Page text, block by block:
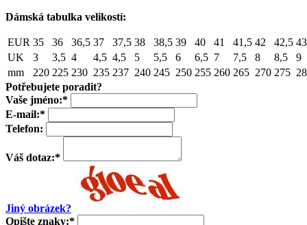
Dámská tabulka velikostí:
EUR 35 36 36,5 37 37,5 38 38,5 39 40 41 41,5 42 42,5 43
UK
3 3,5 4 4,5 4,5 5 5,5 6 6,5 7 7,5 8 8,5
9
mm
220 225 230 235 237 240 245 250 255 260 265 270 275
Potřebujete poradit?
Vaše jméno:*
E-mail:*
Telefon:
Váš dotaz:*
Jiný obrázek?
Opište znaky:*